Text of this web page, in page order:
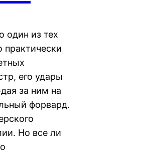
один из тех
практически
его удары
за ним на
форвард.
Но все ли